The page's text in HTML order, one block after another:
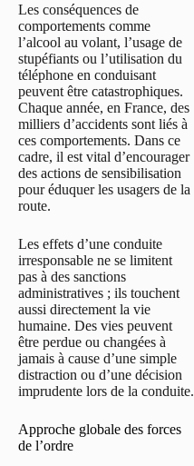
Les conséquences de
comportements comme
l’alcool au volant, l’usage de
stupéfiants ou l’utilisation du
téléphone en conduisant
peuvent être catastrophiques.
Chaque année, en France, des
milliers d’accidents sont liés à
ces comportements. Dans ce
cadre, il est vital d’encourager
des actions de sensibilisation
pour éduquer les usagers de la
route.
Les effets d’une conduite
irresponsable ne se limitent
pas à des sanctions
administratives ; ils touchent
aussi directement la vie
humaine. Des vies peuvent
être perdue ou changées à
jamais à cause d’une simple
distraction ou d’une décision
imprudente lors de la conduite.
Approche globale des forces
de l’ordre